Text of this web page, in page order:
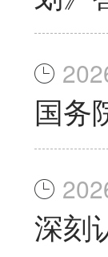
国务
深刻